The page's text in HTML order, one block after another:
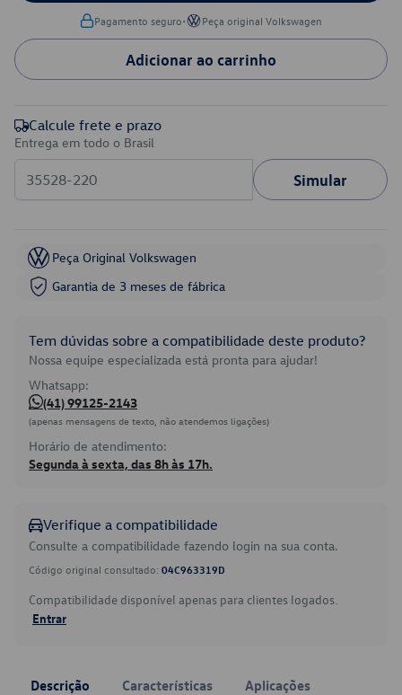
Pagamento seguro• Peça original Volkswagen
Adicionar ao carrinho
Calcule frete e prazo
Entrega em todo o Brasil
Simular
Peça Original Volkswagen
Garantia de 3 meses de fábrica
Tem dúvidas sobre a compatibilidade deste produto?
Nossa equipe especializada está pronta para ajudar!
Whatsapp:
(41) 99125-2143
(apenas mensagens de texto, não atendemos ligações)
Horário de atendimento:
Segunda à sexta, das 8h às 17h.
Verifique a compatibilidade
Consulte a compatibilidade fazendo login na sua conta.
Código original consultado: 04C963319D
Compatibilidade disponível apenas para clientes logados.
Entrar
Descrição Características Aplicações